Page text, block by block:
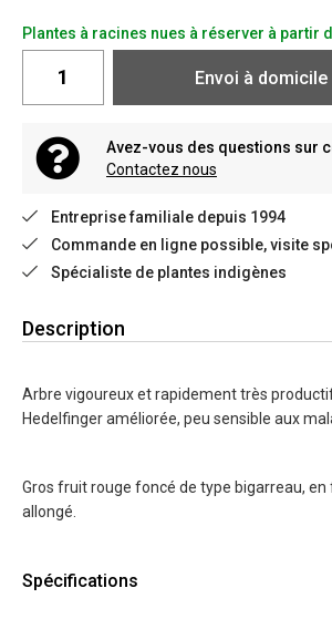
Plantes à racines nues à réserver à partir
Envoi à domicile
Avez-vous des questions sur
Contactez nous
Entreprise familiale depuis 1994
Commande en ligne possible, visite
Spécialiste de plantes indigènes
Description
Arbre vigoureux et rapidement très
Hedelfinger améliorée, peu sensible aux
Gros fruit rouge foncé de type bigarreau,
allongé.
Spécifications